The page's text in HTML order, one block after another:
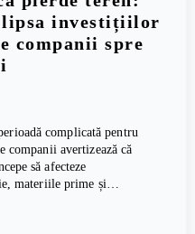
investițiilor
companii spre
complicată pentru
avertizează că
să afecteze
materiile prime și…